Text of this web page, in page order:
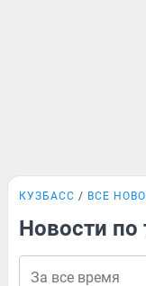
КУЗБАСС ВСЕ
Новости по